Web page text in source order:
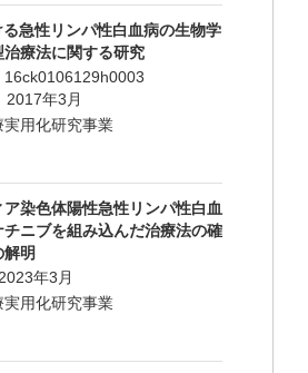
急性リンパ性白血病の生物学
療法に関する研究
16ck0106129h0003
2017年3月
用化研究事業
染色体陽性急性リンパ性白血
ニブを組み込んだ治療法の確
明
2023年3月
用化研究事業